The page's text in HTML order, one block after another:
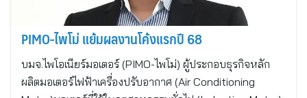
PIMO-ไพโม่ แย้มผลงานโค้งแรกปี 68
บมจ.ไพโอเนียร์มอเตอร์ (PIMO-ไพโม่) ผู้ประกอบธุรกิจหลัก
ผลิตมอเตอร์ไฟฟ้าเครื่องปรับอากาศ (Air Conditioning